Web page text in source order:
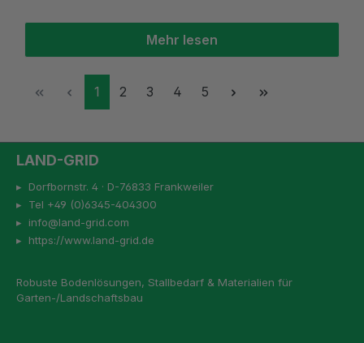
Mehr lesen
Seite
1 Seite
2 Seite
3 Seite
4 Seite
5
LAND-GRID
▸ Dorfbornstr. 4 · D-76833 Frankweiler
▸ Tel +49 (0)6345-404300
▸ info@land-grid.com
▸ https://www.land-grid.de
Robuste Bodenlösungen, Stallbedarf & Materialien für
Garten-/Landschaftsbau